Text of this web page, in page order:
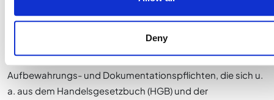
Deny
personenbezogenen Daten für die Dauer unserer
Darüber hinaus unterliegen wir verschiedenen
Aufbewahrungs- und Dokumentationspflichten, die sich u.
a. aus dem Handelsgesetzbuch (HGB) und der